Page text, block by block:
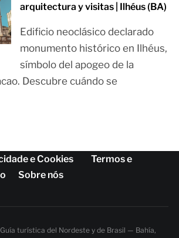
arquitectura y visitas | Ilhéus (BA)
Edificio neoclásico declarado
monumento histórico en Ilhéus,
símbolo del apogeo de la
Descubre cuándo se
e Cookies
Termos e
Sobre nós
turística del Nordeste y de Brasil — Bahía,